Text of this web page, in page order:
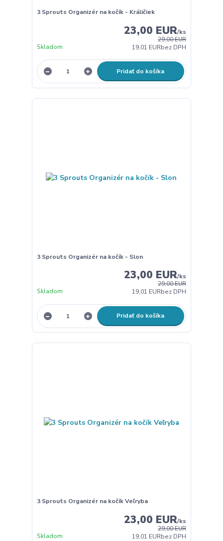
3 Sprouts Organizér na kočík - Králičiek
29,00 EUR
23,00 EUR/ks
19,01 EURbez DPH
Skladom
Pridať do košíka
3 Sprouts Organizér na kočík - Slon
29,00 EUR
23,00 EUR/ks
19,01 EURbez DPH
Skladom
Pridať do košíka
3 Sprouts Organizér na kočík Veľryba
29,00 EUR
23,00 EUR/ks
19,01 EURbez DPH
Skladom